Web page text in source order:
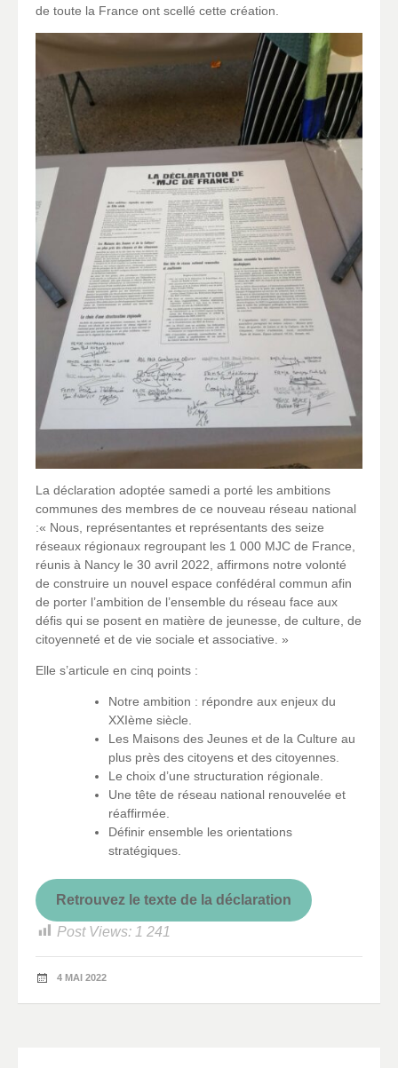
de toute la France ont scellé cette création.
La déclaration adoptée samedi a porté les ambitions
communes des membres de ce nouveau réseau national
:« Nous, représentantes et représentants des seize
réseaux régionaux regroupant les 1 000 MJC de France,
réunis à Nancy le 30 avril 2022, affirmons notre volonté
de construire un nouvel espace confédéral commun afin
de porter l’ambition de l’ensemble du réseau face aux
défis qui se posent en matière de jeunesse, de culture, de
citoyenneté et de vie sociale et associative. »
Elle s’articule en cinq points :
Notre ambition : répondre aux enjeux du
XXIème siècle.
Les Maisons des Jeunes et de la Culture au
plus près des citoyens et des citoyennes.
Le choix d’une structuration régionale.
Une tête de réseau national renouvelée et
réaffirmée.
Définir ensemble les orientations
stratégiques.
Retrouvez le texte de la déclaration
Post Views: 1 241
4 MAI 2022